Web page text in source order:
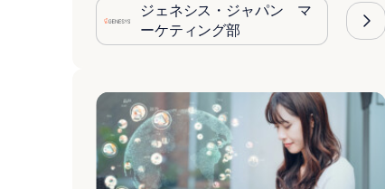
ジェネシス・ジャパン マ
ーケティング部